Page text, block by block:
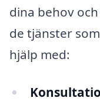
dina behov
de tjänster
hjälp med: